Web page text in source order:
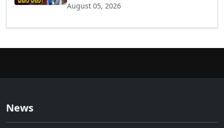
August 05, 2026
News